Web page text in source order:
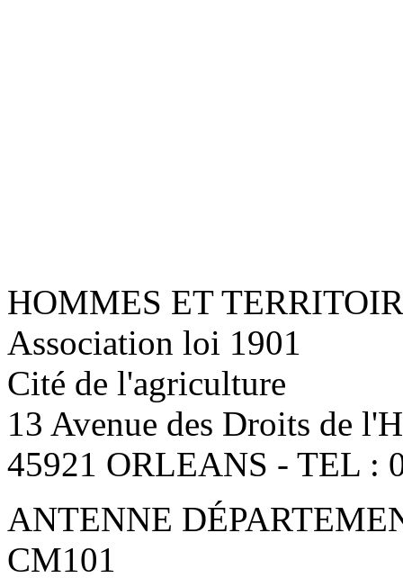
HOMMES ET
Association loi 1901
Cité de l'agriculture
13 Avenue des Droits de
45921 ORLEANS - TEL :
ANTENNE
CM101